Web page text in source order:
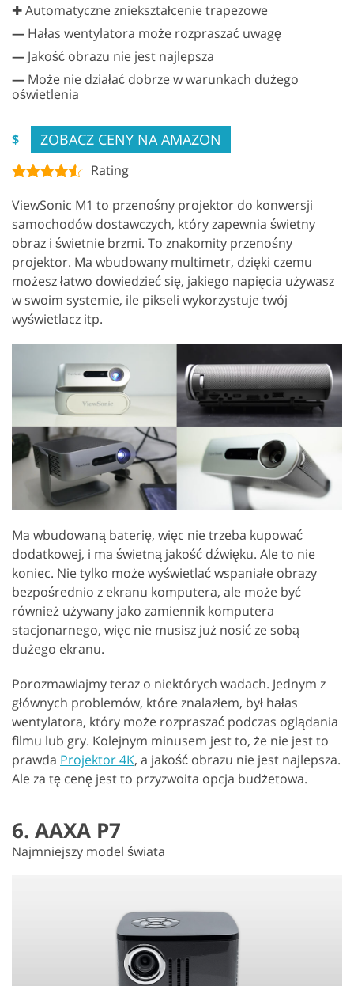
✚ Automatyczne zniekształcenie trapezowe
— Hałas wentylatora może rozpraszać uwagę
— Jakość obrazu nie jest najlepsza
— Może nie działać dobrze w warunkach dużego
oświetlenia
$ ZOBACZ CENY NA AMAZON
Rating
ViewSonic M1 to przenośny projektor do konwersji
samochodów dostawczych, który zapewnia świetny
obraz i świetnie brzmi. To znakomity przenośny
projektor. Ma wbudowany multimetr, dzięki czemu
możesz łatwo dowiedzieć się, jakiego napięcia używasz
w swoim systemie, ile pikseli wykorzystuje twój
wyświetlacz itp.
Ma wbudowaną baterię, więc nie trzeba kupować
dodatkowej, i ma świetną jakość dźwięku. Ale to nie
koniec. Nie tylko może wyświetlać wspaniałe obrazy
bezpośrednio z ekranu komputera, ale może być
również używany jako zamiennik komputera
stacjonarnego, więc nie musisz już nosić ze sobą
dużego ekranu.
Porozmawiajmy teraz o niektórych wadach. Jednym z
głównych problemów, które znalazłem, był hałas
wentylatora, który może rozpraszać podczas oglądania
filmu lub gry. Kolejnym minusem jest to, że nie jest to
prawda Projektor 4K, a jakość obrazu nie jest najlepsza.
Ale za tę cenę jest to przyzwoita opcja budżetowa.
6. AAXA P7
Najmniejszy model świata